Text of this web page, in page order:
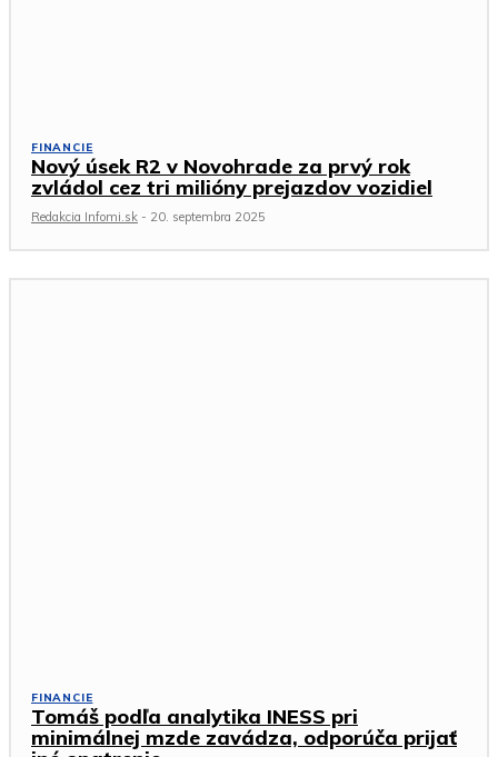
FINANCIE
Nový úsek R2 v Novohrade za prvý rok
zvládol cez tri milióny prejazdov vozidiel
Redakcia Infomi.sk - 20. septembra 2025
FINANCIE
Tomáš podľa analytika INESS pri
minimálnej mzde zavádza, odporúča prijať